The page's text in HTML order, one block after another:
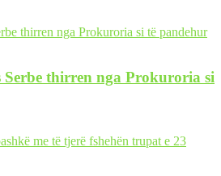
Serbe thirren nga Prokuroria si